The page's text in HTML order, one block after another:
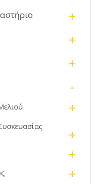
+
+
+
-
+
+
+
+